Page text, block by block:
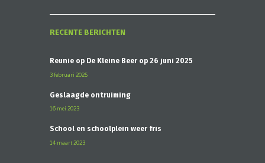
RECENTE BERICHTEN
Reünie op De Kleine Beer op 26 juni 2025
3 februari 2025
Geslaagde ontruiming
16 mei 2023
School en schoolplein weer fris
14 maart 2023